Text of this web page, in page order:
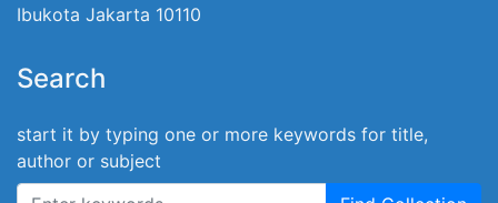
Ibukota Jakarta 10110
Search
start it by typing one or more keywords for title,
author or subject